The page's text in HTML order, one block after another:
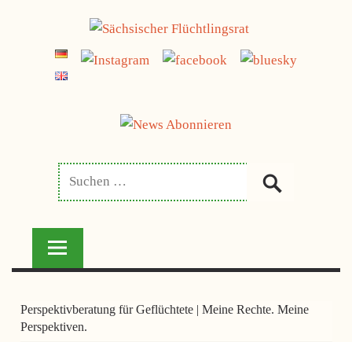
FLÜCHTLINGSRAT
Perspektivberatung für Geflüchtete | Meine Rechte. Meine
Perspektiven.